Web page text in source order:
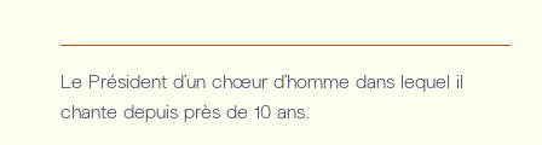
Le Président d’un chœur d’homme dans lequel il
chante depuis près de 10 ans.